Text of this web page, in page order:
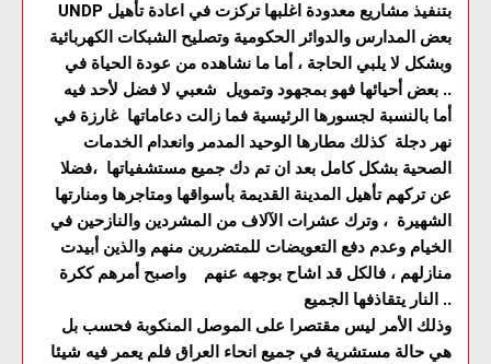
UNDP بتنفيذ مشاريع معدودة اغلبها تركزت في اعادة تأهيل
بعض المدارس والدوائر الحكومية وتصليح الشبكات الكهربائية
وبشكل لا يلبي الحاجة ، أما ما نشاهده من عودة الحياة في
بعض أحيائها فهو بمجهود وتمويل شعبي لا فضل لأحد فيه ..
أما بالنسبة لجسورها الرئيسية فما زالت دعاماتها غارزة في
نهر دجلة كذلك مطارها الوحيد المدمر وانعدام الخدمات
الصحية بشكل كامل بعد ان تم دك جميع مستشفياتها ،فضلا
عن تركهم تأهيل المدينة القديمة بأسواقها ومتاجرها ومنارتها
الشهيرة ، وترك عشرات الآلاف من المشردين والنازحين في
الخيام وعدم دفع التعويضات للمتضررين منهم والذين أبيدت
منازلهم ، فالكل قد اشاح بوجهه عنهم واصبح أمرهم ككرة
النار يتقاذفها الجميع ..
وذلك الأمر ليس مقتصرا على الموصل المنكوبة فحسب بل
هي حالة مستشرية في جميع انحاء العراق فلم يعمر فيه شيئا